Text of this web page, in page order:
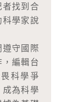
找到合
學家說
遵守國際
編輯台
科學爭
為科學